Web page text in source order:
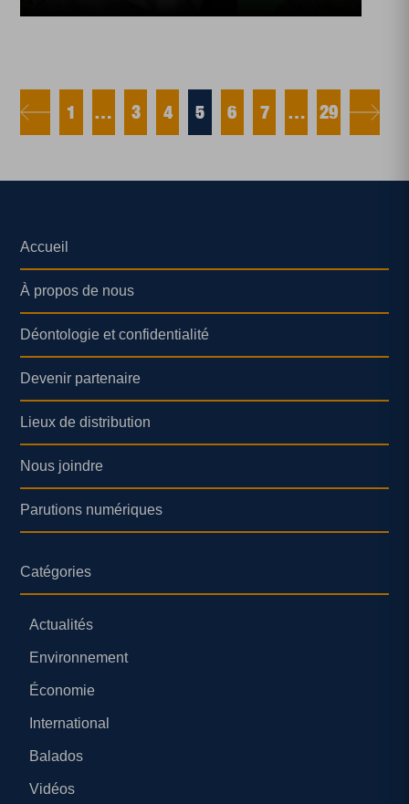
1 … 3 4 5 6 7 … 29
Accueil
À propos de nous
Déontologie et confidentialité
Devenir partenaire
Lieux de distribution
Nous joindre
Parutions numériques
Catégories
Actualités
Environnement
Économie
International
Balados
Vidéos